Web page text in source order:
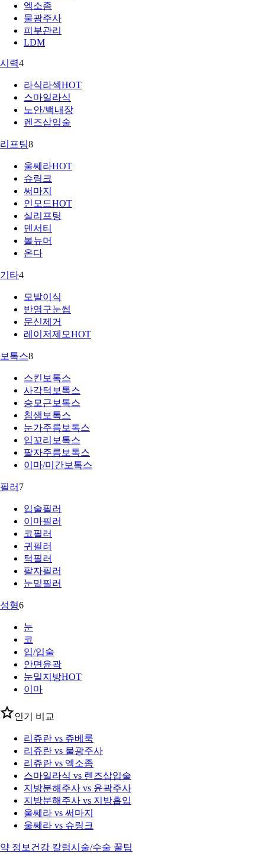
엑소좀
물광주사
피부관리
LDM
시력4
라식라섹HOT
스마일라식
노안/백내장
렌즈삽입술
리프팅8
울쎄라HOT
슈링크
써마지
인모드HOT
실리프팅
덴서티
볼뉴머
온다
기타4
모발이식
반영구눈썹
문신제거
레이저제모HOT
보톡스8
스킨보톡스
사각턱보톡스
승모근보톡스
침샘보톡스
눈가주름보톡스
입꼬리보톡스
팔자주름보톡스
이마/미간보톡스
필러 7
입술필러
이마필러
코필러
귀필러
턱필러
팔자필러
눈밑필러
성형6
눈
코
입/입술
안면윤곽
눈밑지방HOT
이마
인기 비교
리쥬란 vs 쥬베룩
리쥬란 vs 물광주사
리쥬란 vs 엑소좀
스마일라식 vs 렌즈삽입술
지방분해주사 vs 윤곽주사
지방분해주사 vs 지방흡입
울쎄라 vs 써마지
울쎄라 vs 슈링크
약 정보 건강 칼럼시술/수술 꿀팁